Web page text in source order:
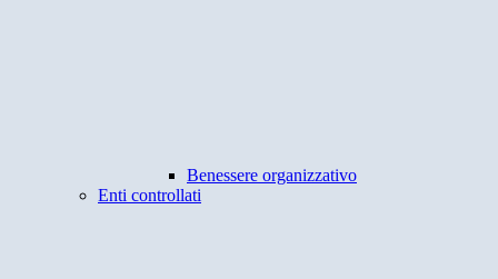
Benessere organizzativo
Enti controllati